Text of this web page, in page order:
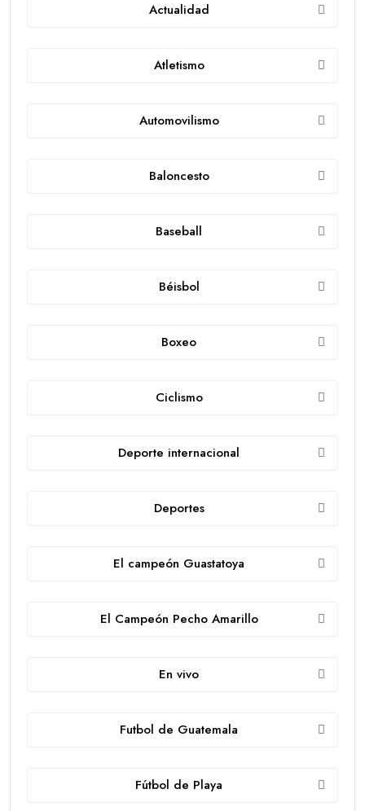
Actualidad
Atletismo
Automovilismo
Baloncesto
Baseball
Béisbol
Boxeo
Ciclismo
Deporte internacional
Deportes
El campeón Guastatoya
El Campeón Pecho Amarillo
En vivo
Futbol de Guatemala
Fútbol de Playa